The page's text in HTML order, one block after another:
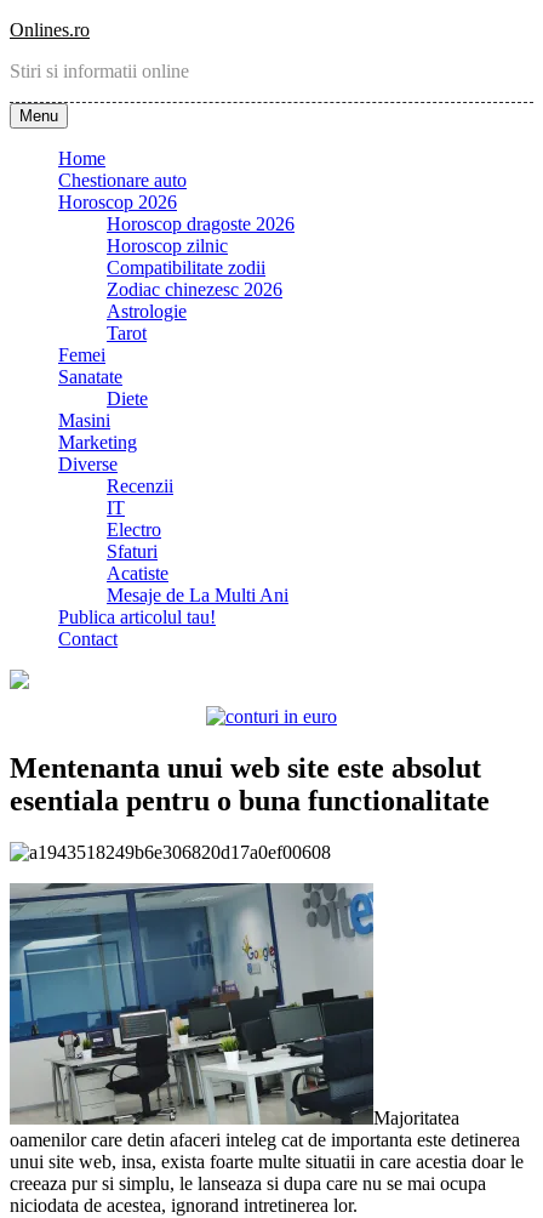
Skip
content
Onlines.ro
Stiri si informatii online
Menu
Home
Chestionare auto
Horoscop 2026
Horoscop dragoste 2026
Horoscop zilnic
Compatibilitate zodii
Zodiac chinezesc 2026
Astrologie
Tarot
Femei
Sanatate
Diete
Masini
Marketing
Diverse
Recenzii
IT
Electro
Sfaturi
Acatiste
Mesaje de La Multi Ani
Publica articolul tau!
Contact
Mentenanta unui web site este absolut
esentiala pentru o buna functionalitate
Majoritatea
oamenilor care detin afaceri inteleg cat de importanta este detinerea
unui site web, insa, exista foarte multe situatii in care acestia doar le
creeaza pur si simplu, le lanseaza si dupa care nu se mai ocupa
niciodata de acestea, ignorand intretinerea lor.